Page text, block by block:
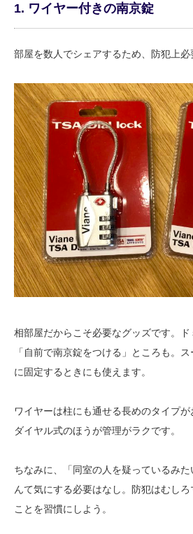
1. ワイヤー付きの南京錠
部屋を数人でシェアするため、防犯上必
相部屋だからこそ必要なグッズです。
「自前で南京錠をつける」ところも。
に固定するときにも使えます。
ワイヤーは柱にも通せる長めのタイプ
ダイヤル式のほうが管理がラクです。
ちなみに、「同室の人を疑っているみ
んて気にする必要はなし。防犯はむし
ことを習慣にしよう。